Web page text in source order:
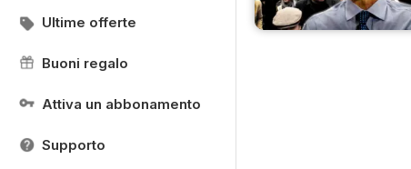
Ultime offerte
Buoni regalo
Attiva un abbonamento
Supporto